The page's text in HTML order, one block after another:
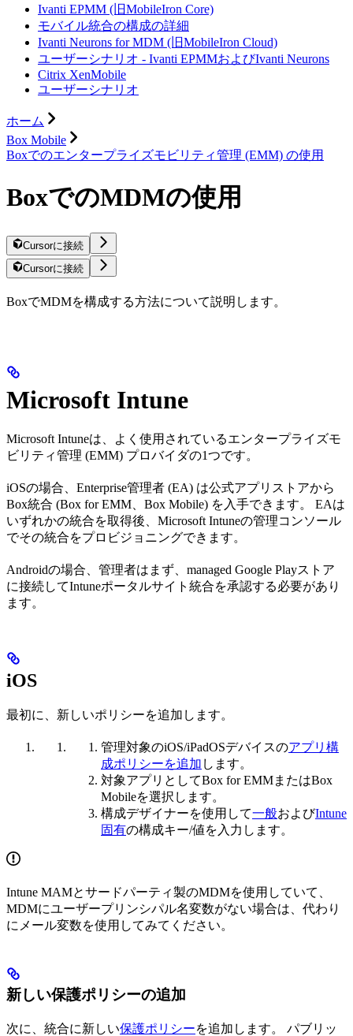
Ivanti EPMM (旧MobileIron Core)
モバイル統合の構成の詳細
Ivanti Neurons for MDM (旧MobileIron Cloud)
ユーザーシナリオ - Ivanti EPMMおよびIvanti Neurons
Citrix XenMobile
ユーザーシナリオ
ホーム
Box Mobile
Boxでのエンタープライズモビリティ管理 (EMM) の使用
BoxでのMDMの使用
Cursorに接続
Cursorに接続
BoxでMDMを構成する方法について説明します。
Microsoft Intune
Microsoft Intuneは、よく使用されているエンタープライズモ
ビリティ管理 (EMM) プロバイダの1つです。
iOSの場合、Enterprise管理者 (EA) は公式アプリストアから
Box統合 (Box for EMM、Box Mobile) を入手できます。 EAは
いずれかの統合を取得後、Microsoft Intuneの管理コンソール
でその統合をプロビジョニングできます。
Androidの場合、管理者はまず、managed Google Playストア
に接続してIntuneポータルサイト統合を承認する必要があり
ます。
iOS
最初に、新しいポリシーを追加します。
管理対象のiOS/iPadOSデバイスのアプリ構
成ポリシーを追加 します。
対象アプリとしてBox for EMMまたはBox
Mobileを選択します。
構成デザイナーを使用して一般およびIntune
固有の構成キー/値を入力します。
Intune MAMとサードパーティ製のMDMを使用していて、
MDMにユーザープリンシパル名変数がない場合は、代わり
にメール変数を使用してみてください。
新しい保護ポリシーの追加
次に、統合に新しい保護ポリシーを追加します。 パブリッ